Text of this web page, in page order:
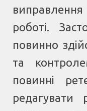
роботі.
повинно
та
повинні
редагувати